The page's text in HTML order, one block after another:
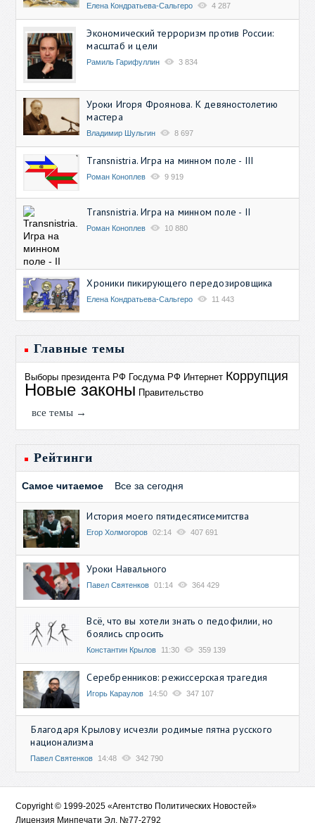
Елена Кондратьева-Сальгеро 4 287
Экономический терроризм против России:
масштаб и цели
Рамиль Гарифуллин 3 834
Уроки Игоря Фроянова. К девяностолетию
мастера
Владимир Шульгин 8 697
Transnistria. Игра на минном поле - III
Роман Коноплев 9 919
Transnistria. Игра на минном поле - II
Роман Коноплев 10 880
Хроники пикирующего передозировщика
Елена Кондратьева-Сальгеро 11 443
Главные темы
Выборы президента РФ Госдума РФ Интернет Коррупция
Новые законы Правительство
все темы →
Рейтинги
Самое читаемое Все за сегодня
История моего пятидесятисемитства
Егор Холмогоров 02:14 407 691
Уроки Навального
Павел Святенков 01:14 364 429
Всё, что вы хотели знать о педофилии, но
боялись спросить
Константин Крылов 11:30 359 139
Серебренников: режиссерская трагедия
Игорь Караулов 14:50 347 107
Благодаря Крылову исчезли родимые пятна русского
национализма
Павел Святенков 14:48 342 790
Copyright © 1999-2025 «Агентство Политических Новостей»
Лицензия Минпечати Эл. №77-2792